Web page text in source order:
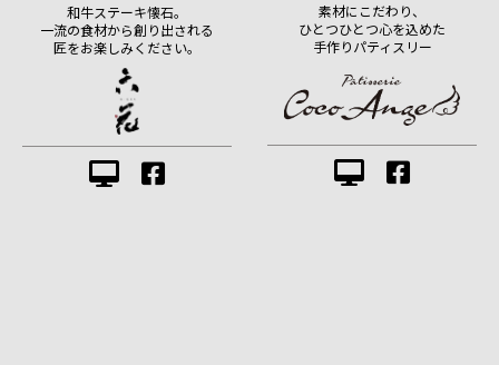
和牛ステーキ懐石。
一流の食材から創り出される
匠をお楽しみください。
素材にこだわり、
ひとつひとつ心を込めた
手作りパティスリー